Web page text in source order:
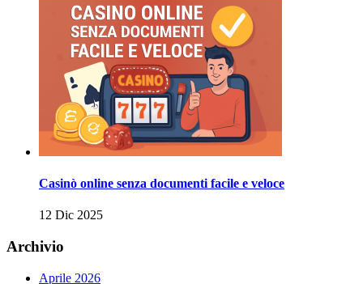
Casinò online senza documenti facile e veloce
12 Dic 2025
Archivio
Aprile 2026